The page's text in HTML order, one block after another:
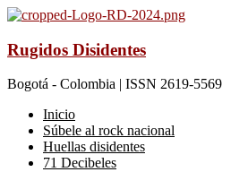
Rugidos Disidentes
Bogotá - Colombia | ISSN 2619-5569
Inicio
Súbele al rock nacional
Huellas disidentes
71 Decibeles